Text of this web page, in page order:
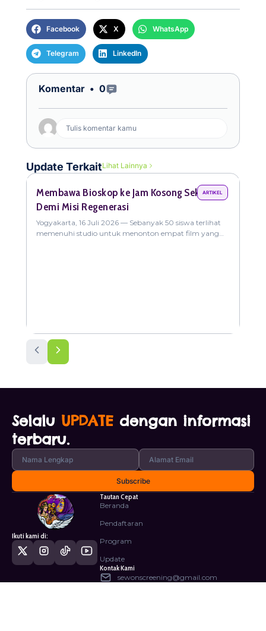
Facebook X WhatsApp
Telegram LinkedIn
Komentar • 0
Tulis komentar kamu
Open Comments
Update TerkaitLihat Lainnya
Membawa Bioskop ke Jam Kosong Sekolah
Demi Misi Regenerasi
Yogyakarta, 16 Juli 2026 — Sebanyak 50 siswa terlihat
memenuhi studio untuk menonton empat film yang
ARTIKEL
Selalu UPDATE dengan informasi
terbaru.
Ikuti kami di:
Tautan Cepat
Beranda
Pendaftaran
Program
Update
Kontak Kami
sewonscreening@gmail.com